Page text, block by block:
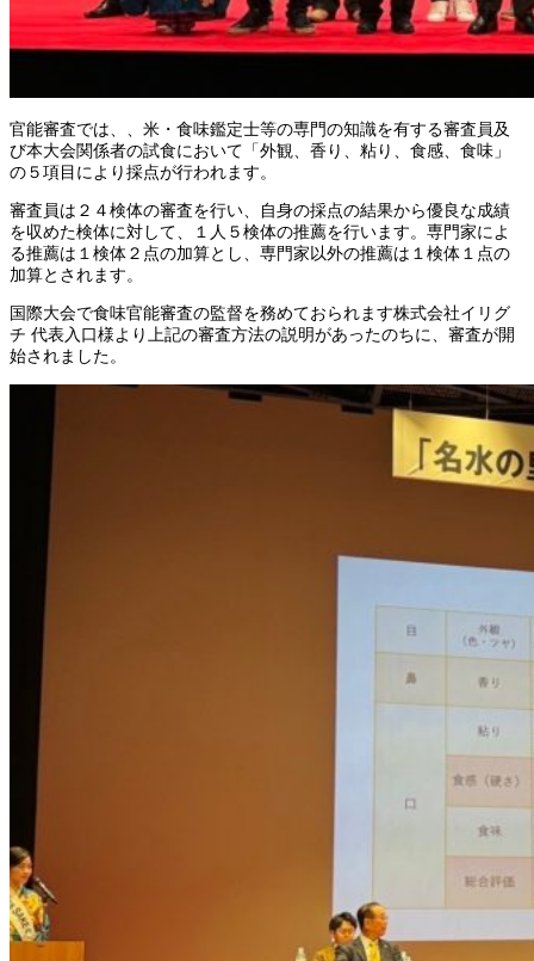
官能審査では、、米・食味鑑定士等の専門の知識を有する審査員及
び本大会関係者の試食において「外観、香り、粘り、食感、食味」
の５項目により採点が行われます。
審査員は２４検体の審査を行い、自身の採点の結果から優良な成績
を収めた検体に対して、１人５検体の推薦を行います。専門家によ
る推薦は１検体２点の加算とし、専門家以外の推薦は１検体１点の
加算とされます。
国際大会で食味官能審査の監督を務めておられます株式会社イリグ
チ 代表入口様より上記の審査方法の説明があったのちに、審査が開
始されました。